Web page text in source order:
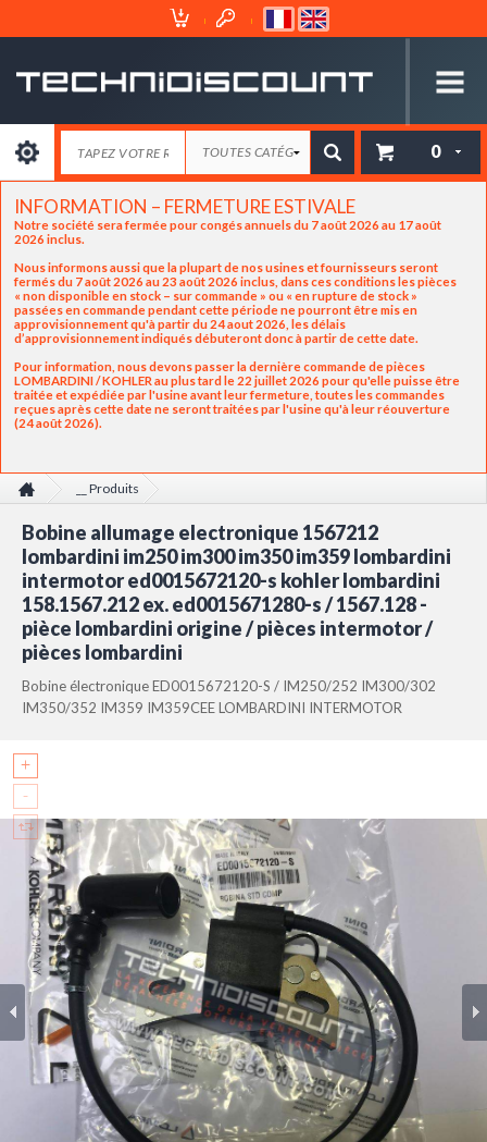
Mon
Espace
0
INFORMATION – FERMETURE ESTIVALE
Notre société sera fermée pour congés annuels du 7 août 2026 au 17 août
2026 inclus.
Nous informons aussi que la plupart de nos usines et fournisseurs seront
fermés du 7 août 2026 au 23 août 2026 inclus, dans ces conditions les pièces
« non disponible en stock – sur commande » ou « en rupture de stock »
passées en commande pendant cette période ne pourront être mis en
approvisionnement qu'à partir du 24 aout 2026, les délais
d’approvisionnement indiqués débuteront donc à partir de cette date.
Pour information, nous devons passer la dernière commande de pièces
LOMBARDINI / KOHLER au plus tard le 22 juillet 2026 pour qu'elle puisse être
traitée et expédiée par l'usine avant leur fermeture, toutes les commandes
reçues après cette date ne seront traitées par l'usine qu'à leur réouverture
(24 août 2026).
__ Produits
im359 lombardini intermotor ed0015672120-s kohler lombardini
158.1567.212 ex. ed0015671280-s / 1567.128 - pièce lombardini origine /
pièces intermotor / pièces lombardini
Bobine allumage electronique 1567212
lombardini im250 im300 im350 im359 lombardini
intermotor ed0015672120-s kohler lombardini
158.1567.212 ex. ed0015671280-s / 1567.128 -
pièce lombardini origine / pièces intermotor /
pièces lombardini
Bobine électronique ED0015672120-S / IM250/252 IM300/302
IM350/352 IM359 IM359CEE LOMBARDINI INTERMOTOR